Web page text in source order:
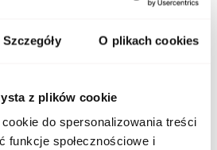
Szczegóły O plikach cookies
z plików cookie
do spersonalizowania treści
funkcje społecznościowe i